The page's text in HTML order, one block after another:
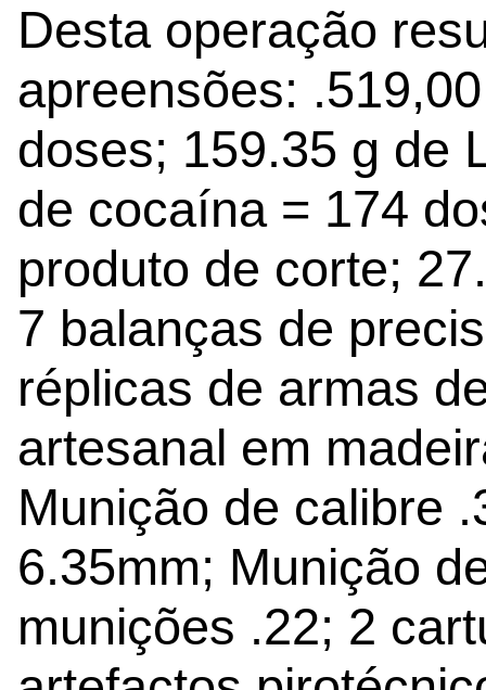
Desta operação
apreensões:
doses; 159.35 g
de cocaína = 174
produto de corte;
7 balanças de
réplicas de armas
artesanal em
Munição de calibre
6.35mm; Munição
munições .22; 2